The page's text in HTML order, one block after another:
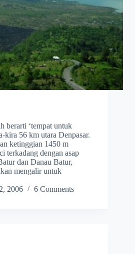
berarti ‘tempat untuk
kira 56 km utara Denpasar.
ketinggian 1450 m
terkadang dengan asap
dan Danau Batur,
mengalir untuk
2006 6 Comments